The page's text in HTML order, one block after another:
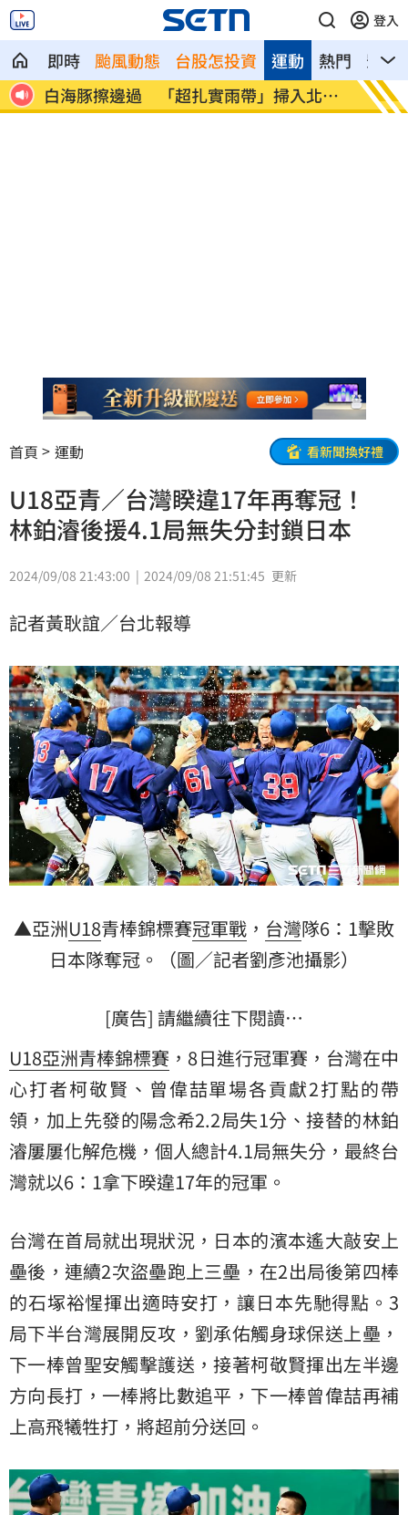
登入
即時 颱風動態 台股怎投資 熱門 影音
運動
白海豚擦邊過 「超扎實雨帶」掃入北台
灣
不住
首頁 運動 看新聞換好禮
U18亞青／台灣睽違17年再奪冠！
林鉑濬後援4.1局無失分封鎖日本
2024/09/08 21:43:00 2024/09/08 21:51:45 更新
記者黃耿誼／台北報導
▲亞洲U18青棒錦標賽冠軍戰 ， 台灣隊6：1擊敗
日本隊奪冠。（圖／記者劉彥池攝影）
[廣告] 請繼續往下閱讀…
U18亞洲青棒錦標賽 ，8日進行冠軍賽，台灣在中
心打者柯敬賢、曾偉喆單場各貢獻2打點的帶
領，加上先發的陽念希2.2局失1分、接替的林鉑
濬屢屢化解危機，個人總計4.1局無失分，最終台
灣就以6：1拿下暌違17年的冠軍。
台灣在首局就出現狀況，日本的濱本遙大敲安上
壘後，連續2次盜壘跑上三壘，在2出局後第四棒
的石塚裕惺揮出適時安打，讓日本先馳得點。3
局下半台灣展開反攻，劉承佑觸身球保送上壘，
下一棒曾聖安觸擊護送，接著柯敬賢揮出左半邊
方向長打，一棒將比數追平，下一棒曾偉喆再補
上高飛犧牲打，將超前分送回。